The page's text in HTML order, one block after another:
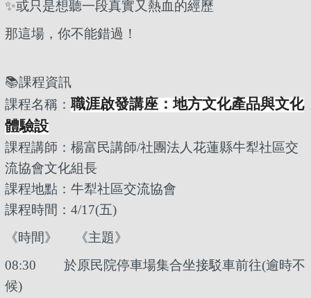
✨或只是想聽一段真實又熱血的經歷
那這場，你不能錯過！
📚課程資訊
課程名稱： 職涯啟發講座：地方文化產品與文化
體驗設
課程講師： 楊富民講師/社團法人花蓮縣牛犁社區交
流協會文化組長
課程地點：牛犁社區交流協會
課程時間：4/17(五)
《時間》 《主題》
08:30 於原民院停車場集合坐接駁車前往(逾時不
候)